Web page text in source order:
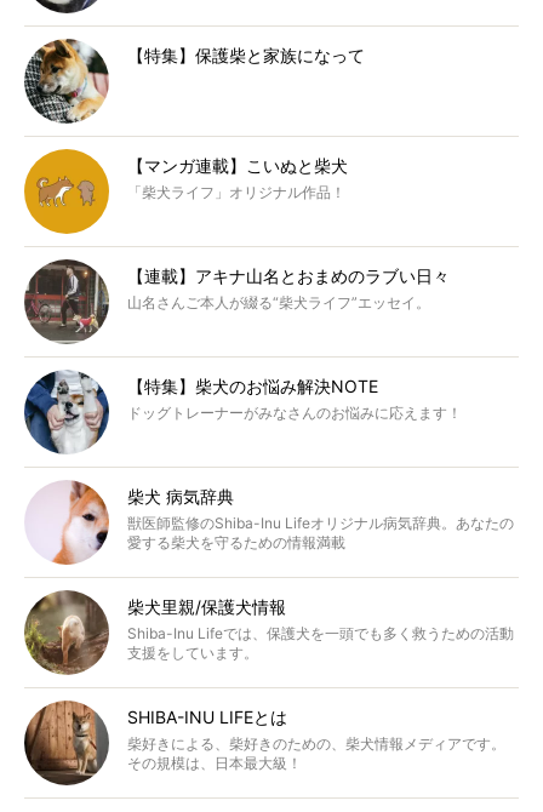
【特集】保護柴と家族になって
【マンガ連載】こいぬと柴犬
「柴犬ライフ」オリジナル作品！
【連載】アキナ山名とおまめのラブい日々
山名さんご本人が綴る“柴犬ライフ”エッセイ。
【特集】柴犬のお悩み解決NOTE
ドッグトレーナーがみなさんのお悩みに応えます！
柴犬 病気辞典
獣医師監修のShiba-Inu Lifeオリジナル病気辞典。あなたの
愛する柴犬を守るための情報満載
柴犬里親/保護犬情報
Shiba-Inu Lifeでは、保護犬を一頭でも多く救うための活動
支援をしています。
SHIBA-INU LIFEとは
柴好きによる、柴好きのための、柴犬情報メディアです。
その規模は、日本最大級！